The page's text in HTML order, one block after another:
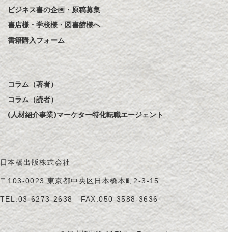
ビジネス書の企画・原稿募集
書店様・学校様・図書館様へ
書籍購入フォーム
コラム（著者）
コラム（読者）
(人材紹介事業)マーケター特化転職エージェント
日本橋出版株式会社
〒103-0023 東京都中央区日本橋本町2-3-15
TEL:03-6273-2638 FAX:050-3588-3636